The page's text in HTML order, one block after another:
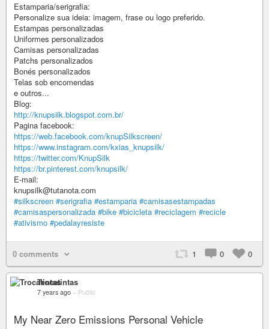
Estamparia/serigrafia:
Personalize sua ideia: imagem, frase ou logo preferido.
Estampas personalizadas
Uniformes personalizados
Camisas personalizadas
Patchs personalizados
Bonés personalizados
Telas sob encomendas
e outros...
Blog:
http://knupsilk.blogspot.com.br/
Pagina facebook:
https://web.facebook.com/knupSilkscreen/
https://www.instagram.com/kxias_knupsilk/
https://twitter.com/KnupSilk
https://br.pinterest.com/knupsilk/
E-mail:
knupsilk@tutanota.com
#silkscreen #serigrafia #estamparia #camisasestampadas
#camisaspersonalizada #bike #bicicleta #reciclagem #recicle
#ativismo #pedalayresiste
0 comments 1 0 0
Trocatintas
7 years ago – Public
My Near Zero Emissions Personal Vehicle